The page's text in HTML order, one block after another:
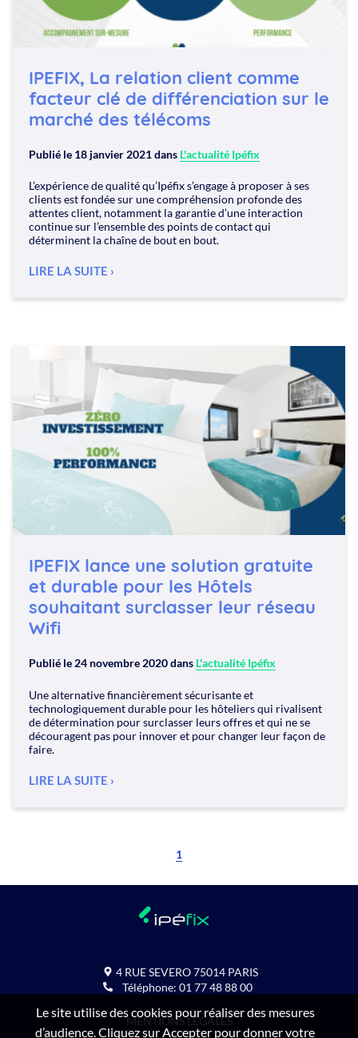
IPEFIX, La relation client comme
facteur clé de différenciation sur le
marché des télécoms
Publié le 18 janvier 2021dans L'actualité Ipéfix
L’expérience de qualité qu’Ipéfix s’engage à proposer à ses
clients est fondée sur une compréhension profonde des
attentes client, notamment la garantie d’une interaction
continue sur l’ensemble des points de contact qui
déterminent la chaîne de bout en bout.
LIRE LA SUITE
IPEFIX lance une solution gratuite
et durable pour les Hôtels
souhaitant surclasser leur réseau
Wifi
Publié le 24 novembre 2020dans L'actualité Ipéfix
Une alternative financièrement sécurisante et
technologiquement durable pour les hôteliers qui rivalisent
de détermination pour surclasser leurs offres et qui ne se
découragent pas pour innover et pour changer leur façon de
faire.
LIRE LA SUITE
1
4 RUE SEVERO75014 PARIS
Téléphone: 01 77 48 88 00
MENTIONS LÉGALES
Le site utilise des cookies pour réaliser des mesures
d’audience. Cliquez sur Accepter pour donner votre